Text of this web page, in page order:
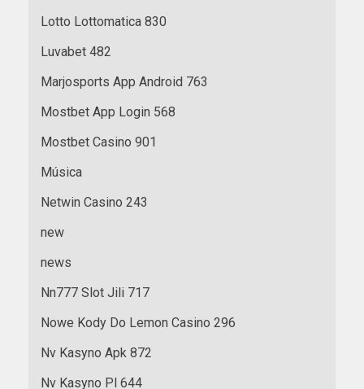
Lotto Lottomatica 830
Luvabet 482
Marjosports App Android 763
Mostbet App Login 568
Mostbet Casino 901
Música
Netwin Casino 243
new
news
Nn777 Slot Jili 717
Nowe Kody Do Lemon Casino 296
Nv Kasyno Apk 872
Nv Kasyno Pl 644